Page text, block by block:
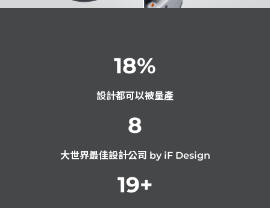
18%
設計都可以被量產
8
大世界最佳設計公司 by iF Design
19+